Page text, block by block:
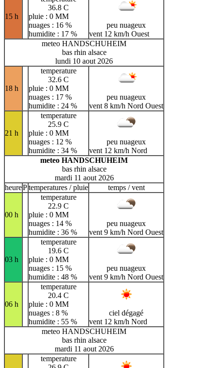
15 h
36.8 C
pluie : 0 MM
nuages : 16 %
humidite : 17 %
peu nuageux
vent 12 km/h Ouest
meteo HANDSCHUHEIM
bas rhin alsace
lundi 10 aout 2026
18 h
temperature
32.6 C
pluie : 0 MM
nuages : 17 %
humidite : 24 %
peu nuageux
vent 8 km/h Nord Ouest
21 h
temperature
25.9 C
pluie : 0 MM
nuages : 12 %
humidite : 34 %
peu nuageux
vent 12 km/h Nord
meteo HANDSCHUHEIM
bas rhin alsace
mardi 11 aout 2026
heurePtemperatures / pluie temps / vent
00 h
temperature
22.9 C
pluie : 0 MM
nuages : 14 %
humidite : 36 %
peu nuageux
vent 9 km/h Nord Ouest
03 h
temperature
19.6 C
pluie : 0 MM
nuages : 15 %
humidite : 48 %
peu nuageux
vent 9 km/h Nord Ouest
06 h
temperature
20.4 C
pluie : 0 MM
nuages : 8 %
humidite : 55 %
ciel dégagé
vent 12 km/h Nord
meteo HANDSCHUHEIM
bas rhin alsace
mardi 11 aout 2026
temperature